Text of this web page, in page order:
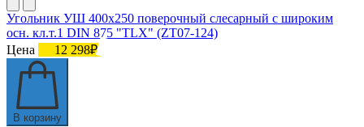
Угольник УШ 400х250 поверочный слесарный с широким
осн. кл.т.1 DIN 875 "TLX" (ZT07-124)
Цена
12 298₽
В корзину